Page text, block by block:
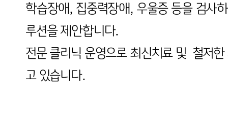
학습장애, 집중력장애, 우울증 등을 검사
루션을 제안합니다.
전문 클리닉 운영으로 최신치료 및 철저
고 있습니다.